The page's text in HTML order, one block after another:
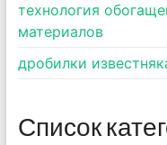
технология
материалов
дробилки
Список